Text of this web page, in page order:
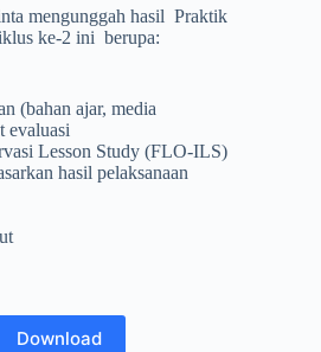
mengunggah hasil Praktik
ke-2 ini berupa:
(bahan ajar, media
evaluasi
Lesson Study (FLO-ILS)
hasil pelaksanaan
Download